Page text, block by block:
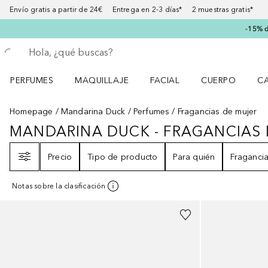
Envío gratis a partir de 24€ Entrega en 2-3 días* 2 muestras gratis*
-15%
Regresar
Ejecutar búsqueda
PERFUMES
MAQUILLAJE
FACIAL
CUERPO
Homepage
Mandarina Duck Perfumes Fragancias de mujer
MANDARINA DUCK -
MANDARINA DUCK - FRAGANCIAS
Precio
Tipo de producto Para quién Fragancia
Notas sobre la clasificación